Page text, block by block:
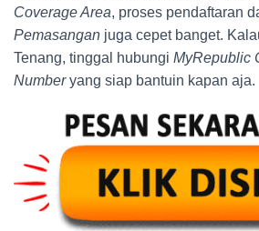
Coverage Area, proses pendaftaran
Pemasangan juga cepet banget.
Tenang, tinggal hubungi MyRepublic
Numberyang siap bantuin kapan aja.